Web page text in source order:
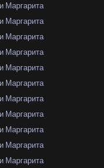
Маргарита
Маргарита
Маргарита
Маргарита
Маргарита
Маргарита
Маргарита
Маргарита
Маргарита
Маргарита
Маргарита